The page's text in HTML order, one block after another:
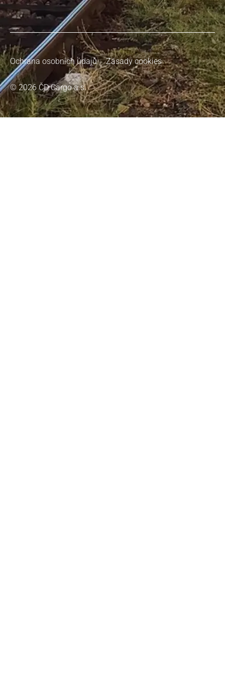
© 2026 ČD Cargo a.s.
Ochrana osobních údajů Zásady cookies